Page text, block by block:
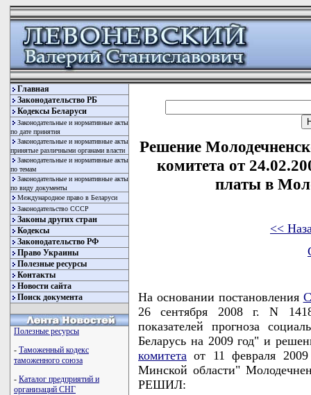
Главная
Законодательство РБ
Кодексы Беларуси
Законодательные и нормативные акты
по дате принятия
Законодательные и нормативные акты
принятые различными органами власти
Законодательные и нормативные акты
по темам
Законодательные и нормативные акты
по виду документы
Международное право в Беларуси
Законодательство СССР
Законы других стран
Кодексы
Законодательство РФ
Право Украины
Полезные ресурсы
Контакты
Новости сайта
Поиск документа
Полезные ресурсы
- Таможенный кодекс
таможенного союза
- Каталог предприятий и
организаций СНГ
Решение
комитета от
платы в
<<
На основании постановления
26 сентября 2008 г. N
показателей прогноза
Беларусь на 2009 год" и
комитета от 11 февраля
Минской области"
РЕШИЛ: